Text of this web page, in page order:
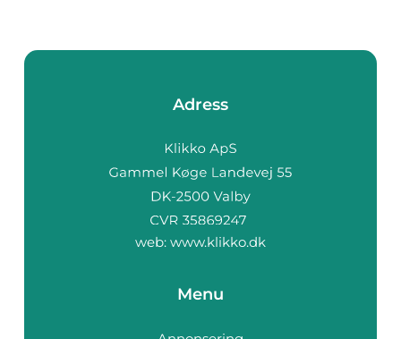
Adress
web: www.klikko.dk
Menu